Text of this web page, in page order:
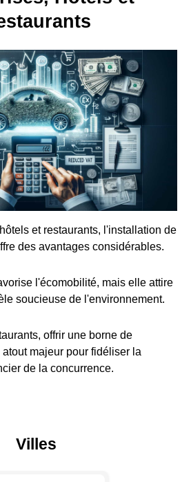
et restaurants, l'installation de
des avantages considérables.
l'écomobilité, mais elle attire
soucieuse de l'environnement.
offrir une borne de
majeur pour fidéliser la
de la concurrence.
Villes